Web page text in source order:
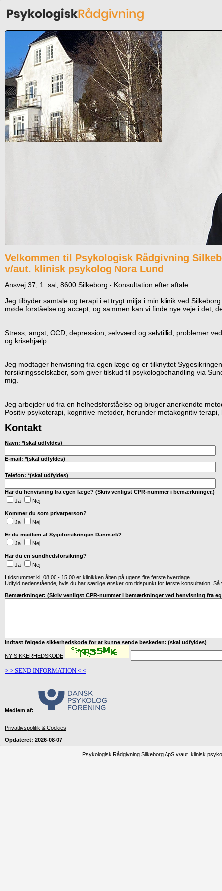
Velkommen til Psykologisk Rådgivning
v/aut. klinisk psykolog Nora Lund
Ansvej 37, 1. sal, 8600 Silkeborg - Konsultation efter aftale.
Jeg tilbyder samtale og terapi i et trygt miljø i min klinik ved
møde forståelse og accept, og sammen kan vi finde nye veje i det,
Stress, angst, OCD, depression, selvværd og selvtillid, problemer
og krisehjælp.
Jeg modtager henvisning fra egen læge og er tilknyttet
forsikringsselskaber, som giver tilskud til psykologbehandling via
mig.
Jeg arbejder ud fra en helhedsforståelse og bruger anerkendte
Positiv psykoterapi, kognitive metoder, herunder metakognitiv
Kontakt
Navn: *(skal udfyldes)
E-mail: *(skal udfyldes)
Telefon: *(skal udfyldes)
Har du henvisning fra egen læge? (Skriv venligst CPR-nummer i bemærkninger.)
Ja
Nej
Kommer du som privatperson?
Ja
Nej
Er du medlem af Sygeforsikringen Danmark?
Ja
Nej
Har du en sundhedsforsikring?
Ja
Nej
I tidsrummet kl. 08.00 - 15.00 er klinikken åben på ugens fire første hverdage.
Udfyld nedenstående, hvis du har særlige ønsker om tidspunkt for første konsultation. Så
Bemærkninger: (Skriv venligst CPR-nummer i bemærkninger ved henvisning fra
Indtast følgede sikkerhedskode for at kunne sende beskeden: (skal udfyldes)
NY SIKKERHEDSKODE
> > SEND INFORMATION < <
Medlem af:
Privatlivspolitik & Cookies
Opdateret: 2026-08-07
Psykologisk Rådgivning Silkeborg ApS v/aut. klinisk